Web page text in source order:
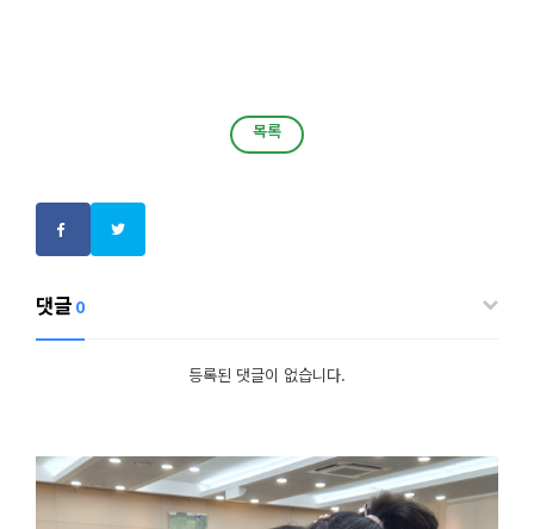
목록
댓글 0
등록된 댓글이 없습니다.